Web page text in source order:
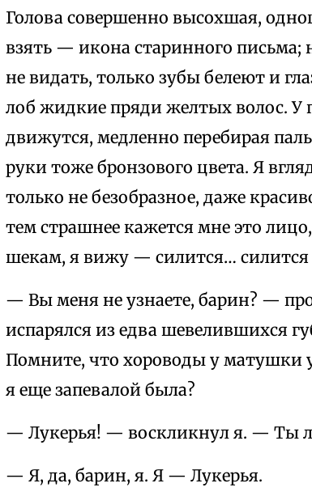
Голова совершенно высохшая,
взять — икона старинного письма;
не видать, только зубы белеют и
лоб жидкие пряди желтых волос. У
движутся, медленно перебирая
руки тоже бронзового цвета. Я
только не безобразное, даже
тем страшнее кажется мне это
шекам, я вижу — силится…
— Вы меня не узнаете, барин? —
испарялся из едва шевелившихся
Помните, что хороводы у матушки
я еще запевалой была?
— Лукерья! — воскликнул я. — Ты
— Я, да, барин, я. Я — Лукерья.